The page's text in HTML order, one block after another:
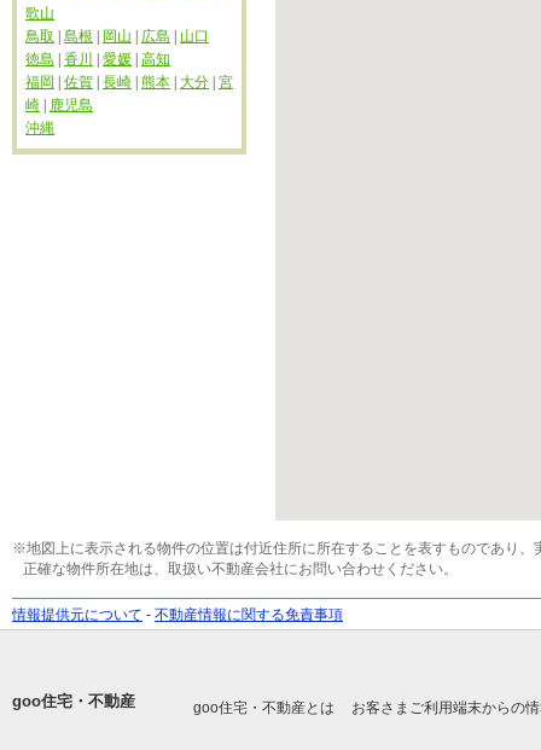
歌山
鳥取
島根 岡山 広島
山口
徳島
香川 愛媛 高知
福岡
佐賀 長崎 熊本 大分 宮
崎
鹿児島
沖縄
※地図上に表示される物件の位置は付近住所に所在することを表すものであり
正確な物件所在地は、取扱い不動産会社にお問い合わせください。
情報提供元について - 不動産情報に関する免責事項
goo住宅・不動産 goo住宅・不動産とは お客さまご利用端末からの